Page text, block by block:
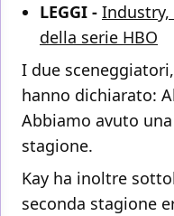
LEGGI -
della serie HBO
I due
hanno dichiarato:
Abbiamo avuto
stagione.
Kay ha inoltre
seconda stagione